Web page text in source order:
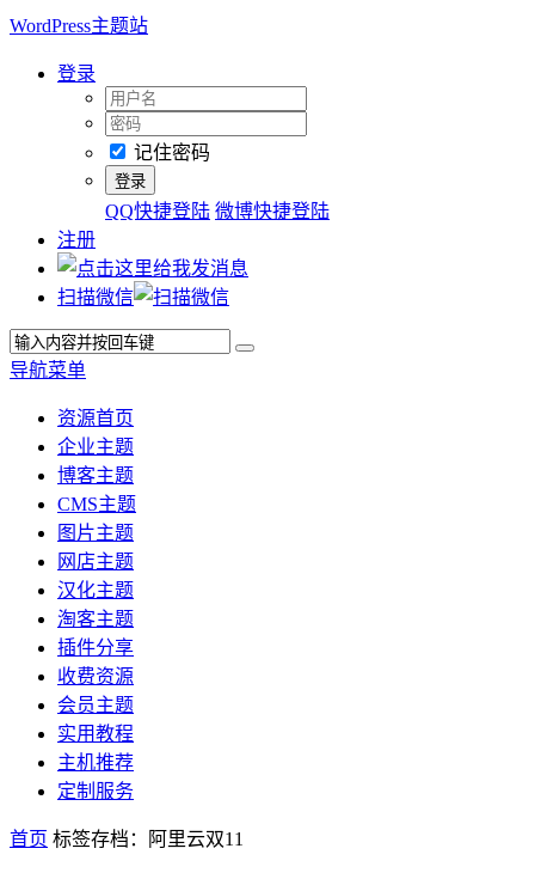
WordPress主题站
登录
记住密码
QQ快捷登陆 微博快捷登陆
注册
扫描微信
导航菜单
资源首页
企业主题
博客主题
CMS主题
图片主题
网店主题
汉化主题
淘客主题
插件分享
收费资源
会员主题
实用教程
主机推荐
定制服务
首页 标签存档：阿里云双11